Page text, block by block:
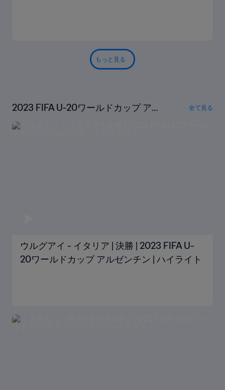
もっと見る
2023 FIFA U-20ワールドカップ ア
ルゼンチン ハイライト
全て見る
ウルグアイ - イタリア | 決勝 | 2023 FIFA U-
20ワールドカップ アルゼンチン | ハイライト